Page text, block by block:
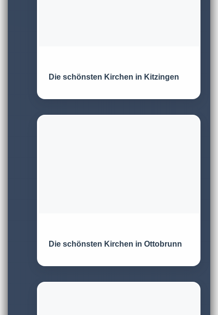
Die schönsten Kirchen in Kitzingen
Die schönsten Kirchen in Ottobrunn